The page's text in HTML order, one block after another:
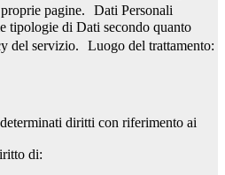
pagine. Dati Personali
tipologie di Dati secondo quanto
del servizio. Luogo del trattamento:
diritti con riferimento ai
di: